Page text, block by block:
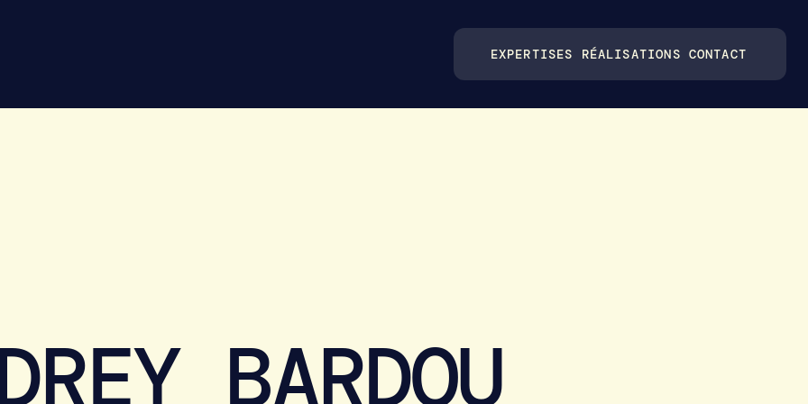
EXPERTISES RÉALISATIONS CONTACT
BARDOU